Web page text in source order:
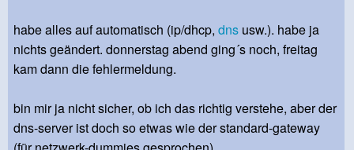
habe alles auf automatisch (ip/dhcp, dns usw.). habe ja
nichts geändert. donnerstag abend ging´s noch, freitag
kam dann die fehlermeldung.
bin mir ja nicht sicher, ob ich das richtig verstehe, aber der
dns-server ist doch so etwas wie der standard-gateway